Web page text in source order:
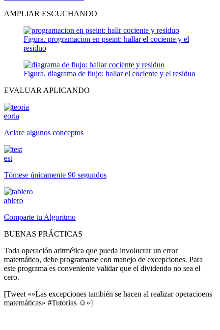
AMPLIAR ESCUCHANDO
Figura. programacion en pseint: hallar el cociente y el
residuo
Figura. diagrama de flujo: hallar el cociente y el residuo
EVALUAR APLICANDO
eoria
Aclare algunos conceptos
est
Tómese únicamente 90 segundos
ablero
Comparte tu Algoritmo
BUENAS PRÁCTICAS
Toda operación aritmética que pueda involucrar un error
matemático, debe programarse con manejo de excepciones. Para
este programa es conveniente validar que el dividendo no sea el
cero.
[Tweet «»Las excepciones también se hacen al realizar operacioens
matemáticas» #Tutorias ☺»]